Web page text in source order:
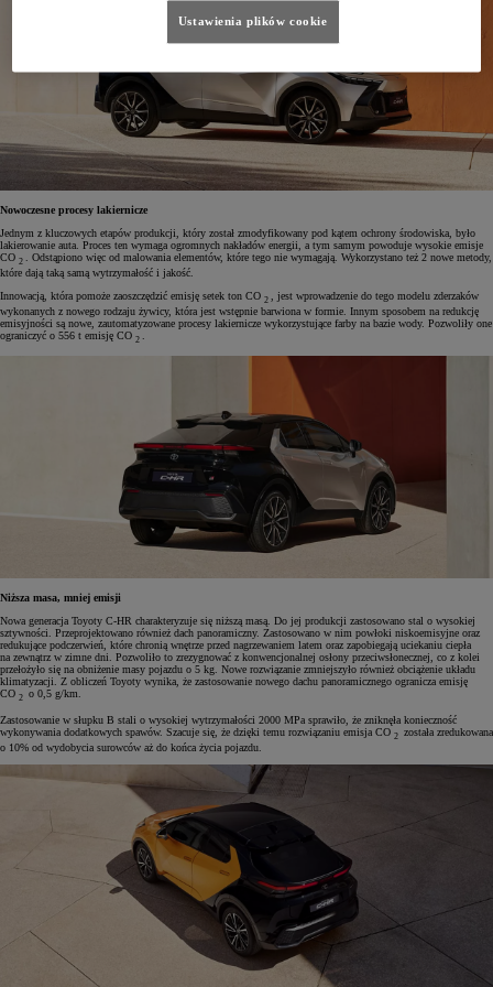
Nowoczesne procesy lakiernicze
Jednym z kluczowych etapów produkcji, który został zmodyfikowany pod kątem ochrony środowiska, było
lakierowanie auta. Proces ten wymaga ogromnych nakładów energii, a tym samym powoduje wysokie emisje
CO 2 . Odstąpiono więc od malowania elementów, które tego nie wymagają. Wykorzystano też 2 nowe metody,
które dają taką samą wytrzymałość i jakość.
Innowacją, która pomoże zaoszczędzić emisję setek ton CO 2 , jest wprowadzenie do tego modelu zderzaków
wykonanych z nowego rodzaju żywicy, która jest wstępnie barwiona w formie. Innym sposobem na redukcję
emisyjności są nowe, zautomatyzowane procesy lakiernicze wykorzystujące farby na bazie wody. Pozwoliły one
ograniczyć o 556 t emisję CO 2 .
Niższa masa, mniej emisji
Nowa generacja Toyoty C-HR charakteryzuje się niższą masą. Do jej produkcji zastosowano stal o wysokiej
sztywności. Przeprojektowano również dach panoramiczny. Zastosowano w nim powłoki niskoemisyjne oraz
redukujące podczerwień, które chronią wnętrze przed nagrzewaniem latem oraz zapobiegają uciekaniu ciepła
na zewnątrz w zimne dni. Pozwoliło to zrezygnować z konwencjonalnej osłony przeciwsłonecznej, co z kolei
przełożyło się na obniżenie masy pojazdu o 5 kg. Nowe rozwiązanie zmniejszyło również obciążenie układu
klimatyzacji. Z obliczeń Toyoty wynika, że zastosowanie nowego dachu panoramicznego ogranicza emisję
CO 2 o 0,5 g/km.
Zastosowanie w słupku B stali o wysokiej wytrzymałości 2000 MPa sprawiło, że zniknęła konieczność
wykonywania dodatkowych spawów. Szacuje się, że dzięki temu rozwiązaniu emisja CO 2 została zredukowana
o 10% od wydobycia surowców aż do końca życia pojazdu.
Ustawienia plików cookie